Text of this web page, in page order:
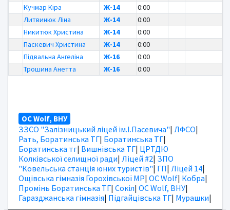
Кучмар Кіра
Ж-14
0:00
Литвинюк Ліна
Ж-14
0:00
Никитюк Христина
Ж-14
0:00
Паскевич Христина
Ж-14
0:00
Підвальна Ангеліна
Ж-16
0:00
Трошина Анетта
Ж-16 0:00
OC Wolf, ВНУ
ЗЗСО "Залізницький ліцей ім.І.Пасевича"| ЛФСО|
Рать, Боратинська ТГ| Боратинська ТГ|
Боратинська тг| Вишнівська ТГ| ЦРТДЮ
Колківської селищної ради| Ліцей #2| ЗПО
"Ковельська станція юних туристів"| ГП| Ліцей 14|
Ощівська гімназія Горохівської МР| OC Wolf| Кобра|
Промінь Боратинська ТГ| Сокіл| OC Wolf, ВНУ|
Гаразджанська гімназія| Підгайцівська ТГ| Мурашки|